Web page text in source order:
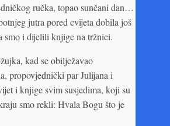
ručka, topao sunčani dan…
jutra pored cvijeta dobila još
smo i dijelili knjige na tržnici.
kad se obilježavao
propovjednički par Julijana i
i knjige svim susjedima, koji su
smo rekli: Hvala Bogu što je